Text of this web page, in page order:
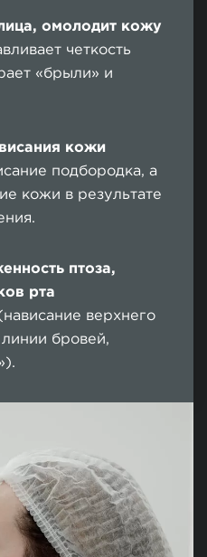
омолодит кожу
четкость
«брыли» и
кожи
подбородка, а
кожи в результате
птоза,
рта
верхнего
бровей,